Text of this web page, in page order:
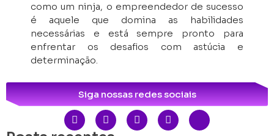
como um ninja, o empreendedor de sucesso
é aquele que domina as habilidades
necessárias e está sempre pronto para
enfrentar os desafios com astúcia e
determinação.
Siga nossas redes sociais